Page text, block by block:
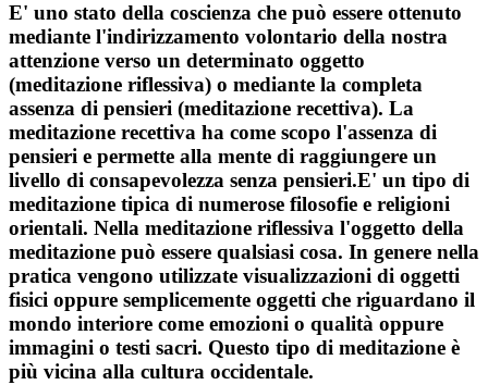
E' uno stato della coscienza che può essere ottenuto
mediante l'indirizzamento volontario della nostra
attenzione verso un determinato oggetto
(meditazione riflessiva) o mediante la completa
assenza di pensieri (meditazione recettiva). La
meditazione recettiva ha come scopo l'assenza di
pensieri e permette alla mente di raggiungere un
livello di consapevolezza senza pensieri.E' un tipo di
meditazione tipica di numerose filosofie e religioni
orientali. Nella meditazione riflessiva l'oggetto della
meditazione può essere qualsiasi cosa. In genere nella
pratica vengono utilizzate visualizzazioni di oggetti
fisici oppure semplicemente oggetti che riguardano il
mondo interiore come emozioni o qualità oppure
immagini o testi sacri. Questo tipo di meditazione è
più vicina alla cultura occidentale.